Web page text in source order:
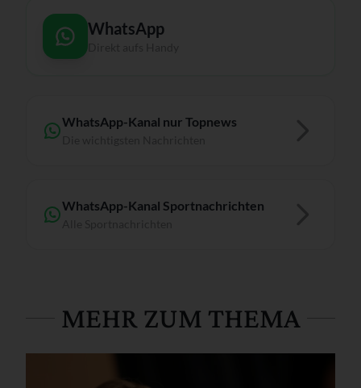
WhatsApp
WhatsApp-Kanal nur Topnews
WhatsApp-Kanal Sportnachrichten
MEHR ZUM THEMA